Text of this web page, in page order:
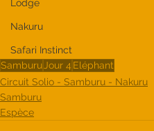
Lodge
Nakuru
Safari Instinct
Samburu Jour 4 Eléphant
Circuit Solio - Samburu - Nakuru
Samburu
Espèce